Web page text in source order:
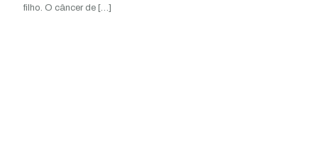
filho. O câncer de […]